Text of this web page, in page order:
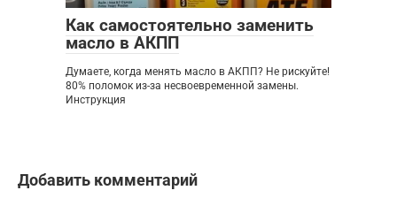
Как самостоятельно заменить
масло в АКПП
Думаете, когда менять масло в АКПП? Не рискуйте!
80% поломок из-за несвоевременной замены.
Инструкция
Добавить комментарий